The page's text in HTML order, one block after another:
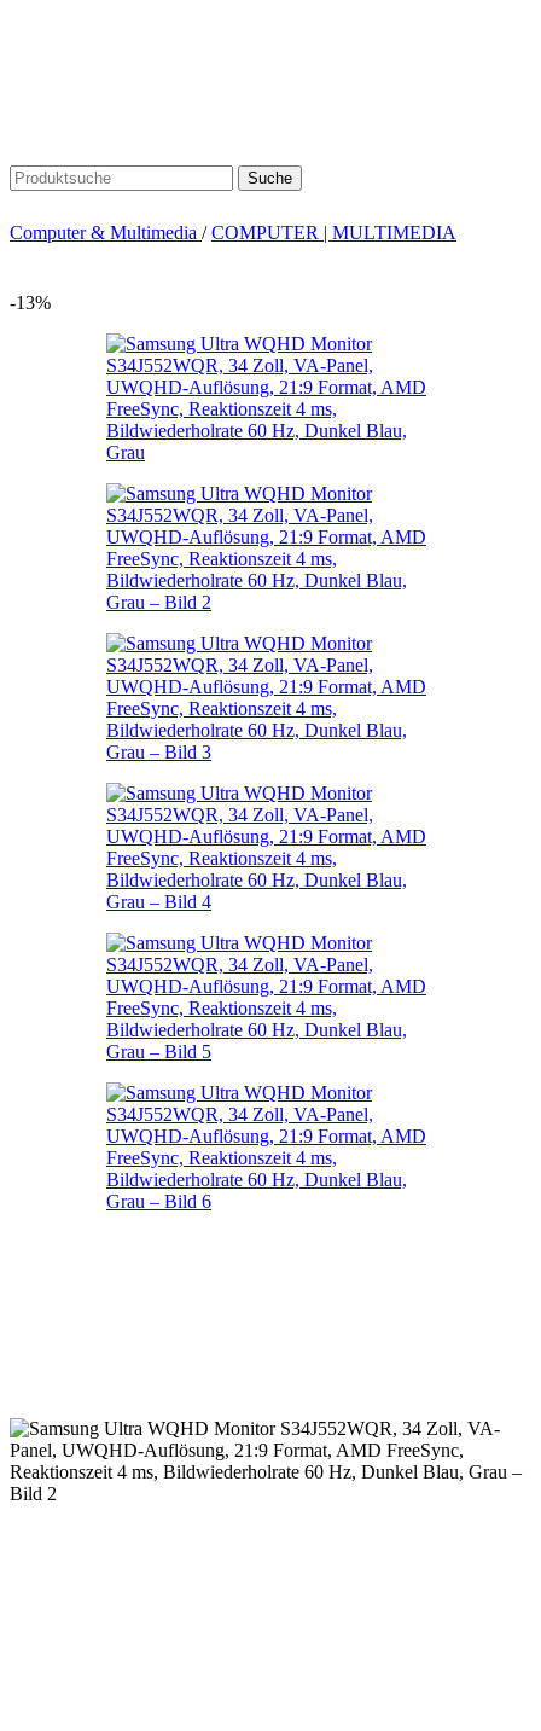
Suche
Computer & Multimedia / COMPUTER | MULTIMEDIA
-13%